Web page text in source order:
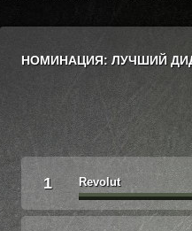
НОМИНАЦИЯ: ЛУЧШИЙ
1 Revolut